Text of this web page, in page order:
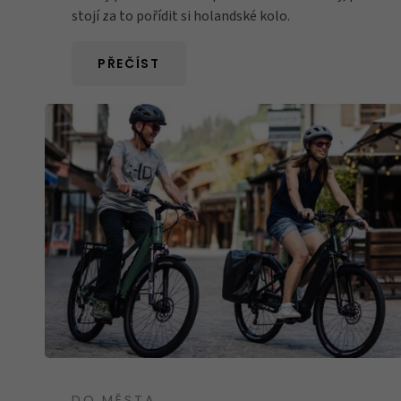
stojí za to pořídit si holandské kolo.
PŘEČÍST